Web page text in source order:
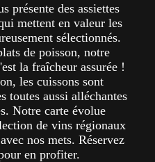
présente des assiettes
mettent en valeur les
sélectionnés.
de poisson, notre
la fraîcheur assurée !
les cuissons sont
toutes aussi alléchantes
Notre carte évolue
de vins régionaux
nos mets. Réservez
en profiter.